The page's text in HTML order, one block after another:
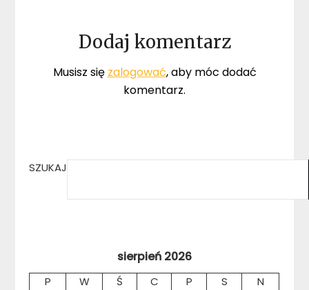
Dodaj komentarz
Musisz się zalogować, aby móc dodać
komentarz.
SZUKAJ
sierpień 2026
P W Ś C P S
N